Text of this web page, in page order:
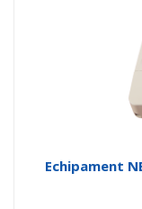
Echipament